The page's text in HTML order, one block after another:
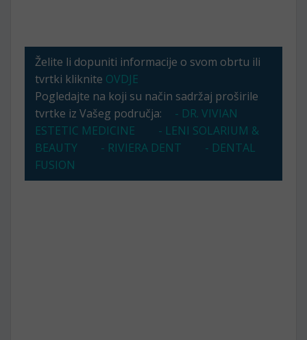
Želite li dopuniti informacije o svom obrtu ili
tvrtki kliknite OVDJE
Pogledajte na koji su način sadržaj proširile
tvrtke iz Vašeg područja:
- DR. VIVIAN
ESTETIC MEDICINE
- LENI SOLARIUM &
BEAUTY
- RIVIERA DENT
- DENTAL
FUSION